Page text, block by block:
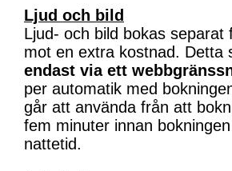
Ljud och bild
Ljud- och bild bokas separat
mot en extra kostnad. Detta
endast via ett
per automatik med
går att använda från att
fem minuter innan
nattetid.